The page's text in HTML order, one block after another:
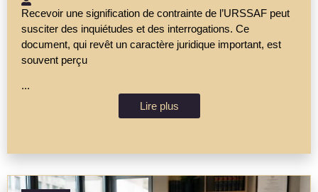
Recevoir une signification de contrainte de l’URSSAF peut
susciter des inquiétudes et des interrogations. Ce
document, qui revêt un caractère juridique important, est
souvent perçu
...
Lire plus